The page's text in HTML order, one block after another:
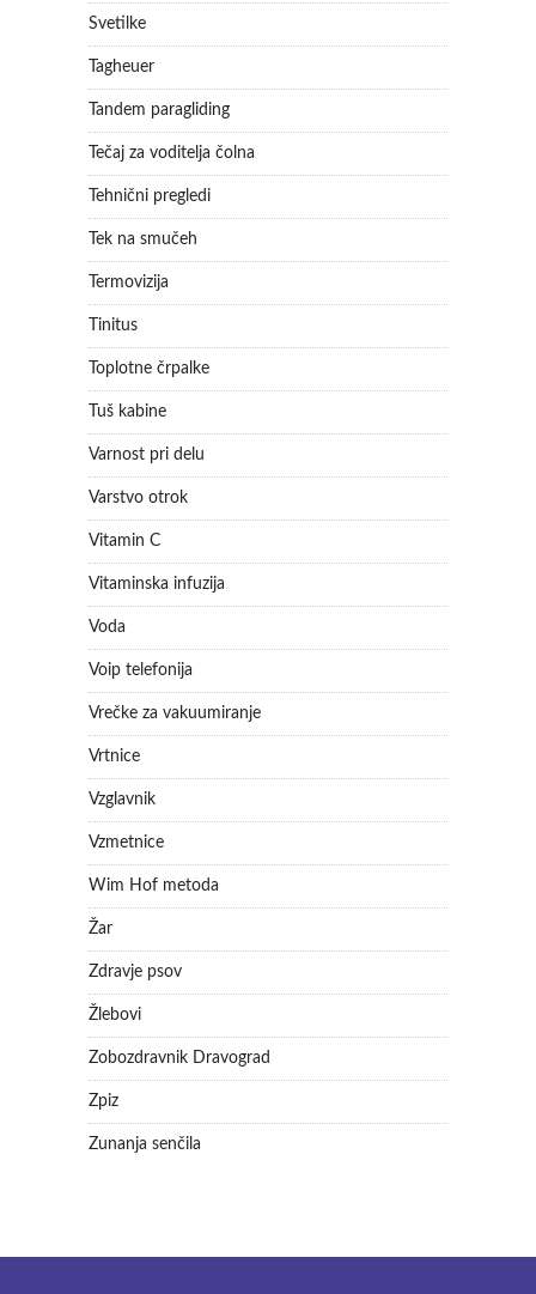
Svetilke
Tagheuer
Tandem paragliding
Tečaj za voditelja čolna
Tehnični pregledi
Tek na smučeh
Termovizija
Tinitus
Toplotne črpalke
Tuš kabine
Varnost pri delu
Varstvo otrok
Vitamin C
Vitaminska infuzija
Voda
Voip telefonija
Vrečke za vakuumiranje
Vrtnice
Vzglavnik
Vzmetnice
Wim Hof metoda
Žar
Zdravje psov
Žlebovi
Zobozdravnik Dravograd
Zpiz
Zunanja senčila